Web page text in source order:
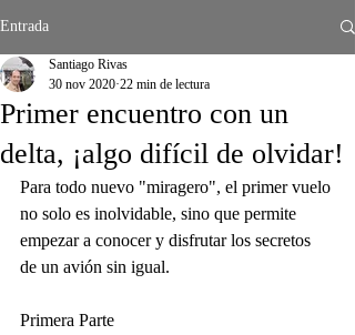
Entrada
Primer encuentro con un
delta, ¡algo difícil de olvidar!
Santiago Rivas
30 nov 2020 22 min de lectura
Para todo nuevo "miragero", el primer vuelo
no solo es inolvidable, sino que permite
empezar a conocer y disfrutar los secretos
de un avión sin igual.
Primera Parte